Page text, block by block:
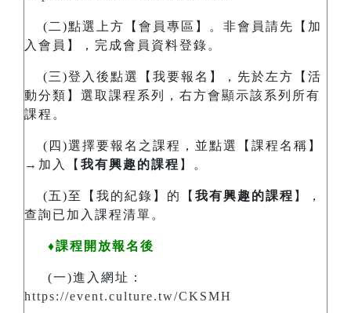
(二)點選上方【會員專區】。非會員請先【加
入會員】，完成會員資料登錄。
(三)登入後點選【我要報名】，先於左方【活
動分類】選取課程系列，右方會顯示該系列所有
課程。
(四)選擇要報名之課程，並點選【課程名稱】
→加入【 我有興趣的課程 】。
(五)至【我的紀錄】的【 我有興趣的課程 】，
查詢已加入課程清單。
♦課程開放報名後
(一)進入網址：
https://event.culture.tw/CKSMH